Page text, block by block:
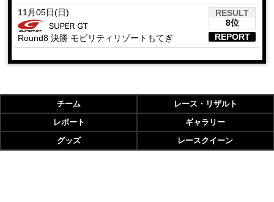
11月05日(日)
Round8 決勝 モビリティリゾートもてぎ
RESULT
8位
REPORT
チーム
レース・リザルト
レポート
ギャラリー
グッズ
レースクイーン